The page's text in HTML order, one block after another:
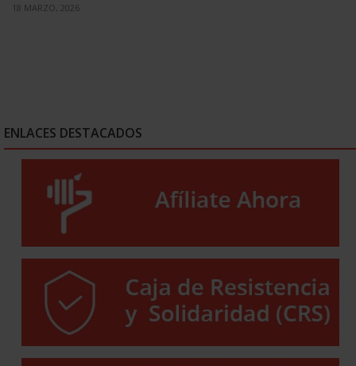
18 MARZO, 2026
ENLACES DESTACADOS